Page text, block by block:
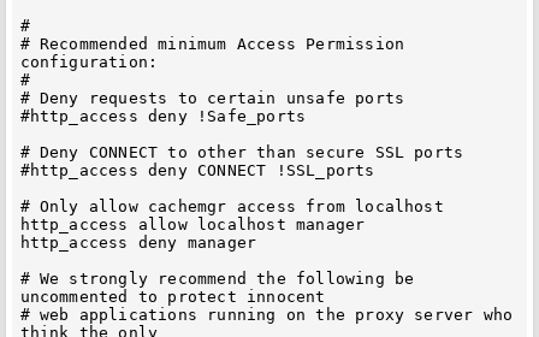
#
# Recommended minimum Access Permission
configuration:
#
# Deny requests to certain unsafe ports
#http_access deny !Safe_ports
# Deny CONNECT to other than secure SSL ports
#http_access deny CONNECT !SSL_ports
# Only allow cachemgr access from localhost
http_access allow localhost manager
http_access deny manager
# We strongly recommend the following be
uncommented to protect innocent
# web applications running on the proxy server who
think the only